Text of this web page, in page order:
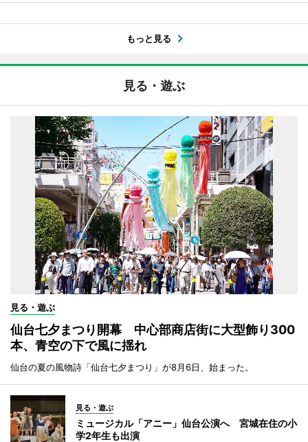
もっと見る
見る・遊ぶ
見る・遊ぶ
仙台七夕まつり開幕 中心部商店街に大型飾り300
本、青空の下で風に揺れ
仙台の夏の風物詩「仙台七夕まつり」が8月6日、始まった。
見る・遊ぶ
ミュージカル「アニー」仙台公演へ 宮城在住の小
学2年生も出演